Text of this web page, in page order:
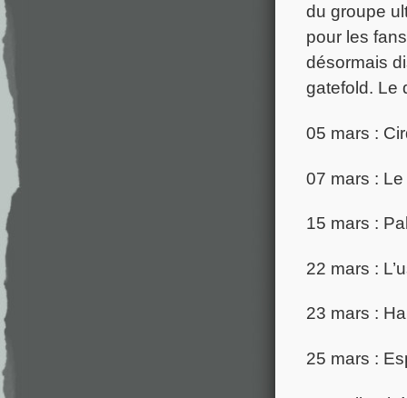
du groupe
pour les
désormais
gatefold. Le
05 mars :
07 mars :
15 mars :
22 mars :
23 mars :
25 mars :